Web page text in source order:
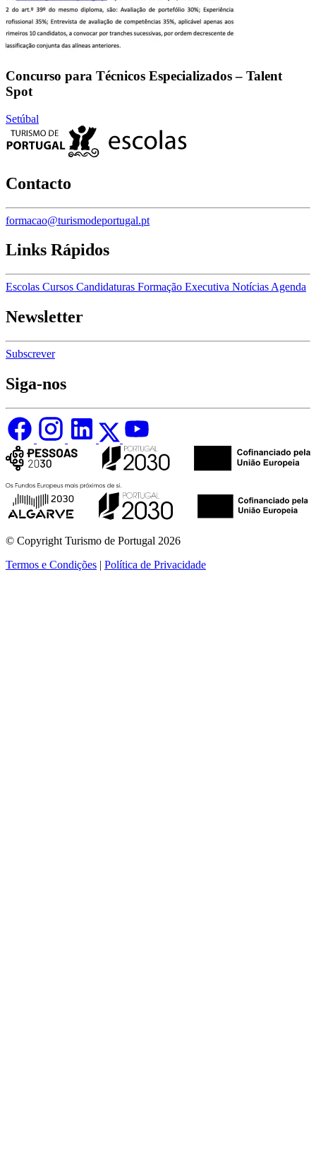
Concurso para Técnicos Especializados – Talent
Spot
Setúbal
Contacto
formacao@turismodeportugal.pt
Links Rápidos
Escolas Cursos Candidaturas Formação Executiva Notícias Agenda
Newsletter
Subscrever
Siga-nos
© Copyright Turismo de Portugal 2026
Termos e Condições | Política de Privacidade